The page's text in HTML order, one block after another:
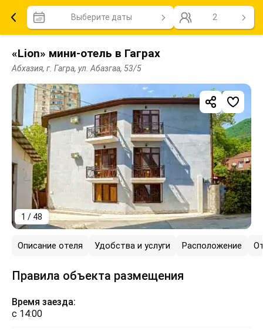
Выберите даты 2
«Lion» мини-отель в Гаграх
Абхазия, г. Гагра, ул. Абазгаа, 53/5
1 / 48
Описание отеля Удобства и услуги Расположение
Правила объекта размещения
Время заезда:
с 14:00